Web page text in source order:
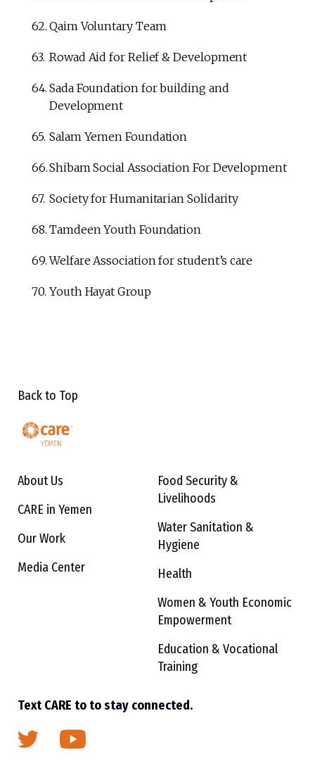
Qaim Voluntary Team
Rowad Aid for Relief & Development
Sada Foundation for building and
Development
Salam Yemen Foundation
Shibam Social Association For Development
Society for Humanitarian Solidarity
Tamdeen Youth Foundation
Welfare Association for student’s care
Youth Hayat Group
Back to Top
About Us
CARE in Yemen
Our Work
Media Center
Food Security &
Livelihoods
Water Sanitation &
Hygiene
Health
Women & Youth Economic
Empowerment
Education & Vocational
Training
Text CARE to to stay connected.